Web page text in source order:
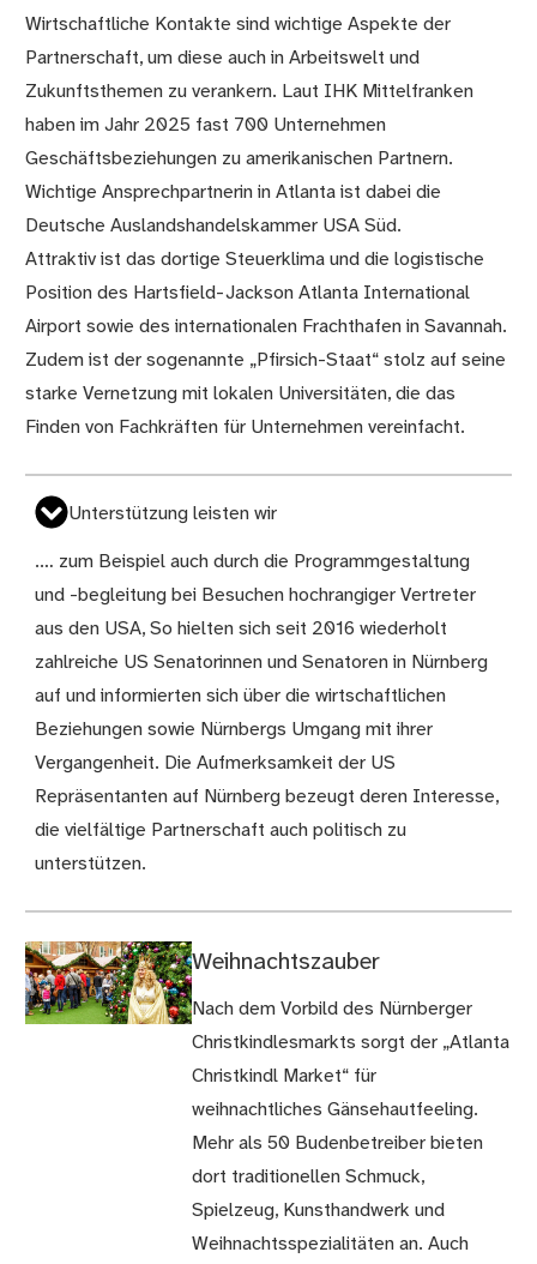
Wirtschaftliche Kontakte sind wichtige Aspekte der
Partnerschaft, um diese auch in Arbeitswelt und
Zukunftsthemen zu verankern. Laut IHK Mittelfranken
haben im Jahr 2025 fast 700 Unternehmen
Geschäftsbeziehungen zu amerikanischen Partnern.
Wichtige Ansprechpartnerin in Atlanta ist dabei die
Deutsche Auslandshandelskammer USA Süd.
Attraktiv ist das dortige Steuerklima und die logistische
Position des Hartsfield-Jackson Atlanta International
Airport sowie des internationalen Frachthafen in Savannah.
Zudem ist der sogenannte „Pfirsich-Staat“ stolz auf seine
starke Vernetzung mit lokalen Universitäten, die das
Finden von Fachkräften für Unternehmen vereinfacht.
Unterstützung leisten wir
.… zum Beispiel auch durch die Programmgestaltung
und -begleitung bei Besuchen hochrangiger Vertreter
aus den USA, So hielten sich seit 2016 wiederholt
zahlreiche US Senatorinnen und Senatoren in Nürnberg
auf und informierten sich über die wirtschaftlichen
Beziehungen sowie Nürnbergs Umgang mit ihrer
Vergangenheit. Die Aufmerksamkeit der US
Repräsentanten auf Nürnberg bezeugt deren Interesse,
die vielfältige Partnerschaft auch politisch zu
unterstützen.
Weihnachtszauber
Nach dem Vorbild des Nürnberger
Christkindlesmarkts sorgt der „Atlanta
Christkindl Market“ für
weihnachtliches Gänsehautfeeling.
Mehr als 50 Budenbetreiber bieten
dort traditionellen Schmuck,
Spielzeug, Kunsthandwerk und
Weihnachtsspezialitäten an. Auch